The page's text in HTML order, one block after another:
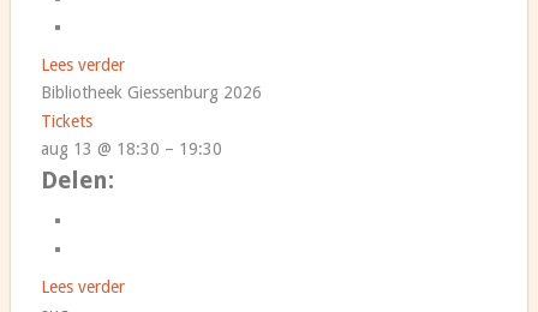
Lees verder
Bibliotheek Giessenburg 2026
Tickets
aug 13 @ 18:30 – 19:30
Delen:
Lees verder